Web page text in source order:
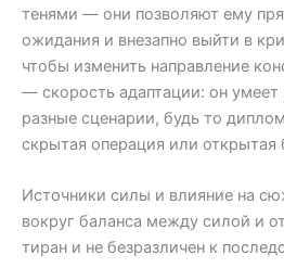
тенями — они позволяют ему
ожидания и внезапно выйти в
чтобы изменить направление
— скорость адаптации: он умеет
разные сценарии, будь то
скрытая операция или открытая
Источники силы и влияние на
вокруг баланса между силой и
тиран и не безразличен к